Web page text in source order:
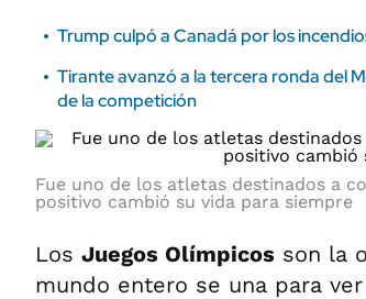
Trump culpó a Canadá por los
Tirante avanzó a la tercera ronda del
de la competición
Fue uno de los atletas destinados a
positivo cambió su vida para siempre
Los Juegos Olímpicos son la
mundo entero se una para